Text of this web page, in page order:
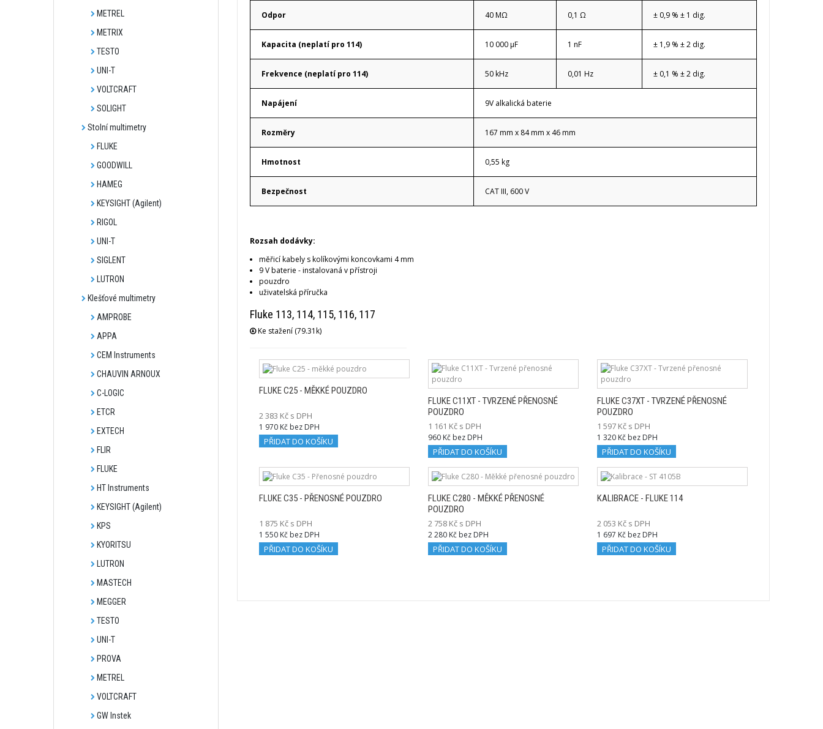
METREL
METRIX
TESTO
UNI-T
VOLTCRAFT
SOLIGHT
Stolní multimetry
FLUKE
GOODWILL
HAMEG
KEYSIGHT (Agilent)
RIGOL
UNI-T
SIGLENT
LUTRON
Klešťové multimetry
AMPROBE
APPA
CEM Instruments
CHAUVIN ARNOUX
C-LOGIC
ETCR
EXTECH
FLIR
FLUKE
HT Instruments
KEYSIGHT (Agilent)
KPS
KYORITSU
LUTRON
MASTECH
MEGGER
TESTO
UNI-T
PROVA
METREL
VOLTCRAFT
GW Instek
Odpor 40 MΩ 0,1 Ω ± 0,9 % ± 1 dig.
Kapacita (neplatí pro 114) 10 000 μF 1 nF ± 1,9 % ± 2 dig.
Frekvence (neplatí pro 114) 50 kHz 0,01 Hz ± 0,1 % ± 2 dig.
Napájení 9V alkalická baterie
Rozměry 167 mm x 84 mm x 46 mm
Hmotnost 0,55 kg
Bezpečnost CAT III, 600 V
Rozsah dodávky:
měřicí kabely s kolíkovými koncovkami 4 mm
9 V baterie - instalovaná v přístroji
pouzdro
uživatelská příručka
Fluke 113, 114, 115, 116, 117
Ke stažení (79.31k)
FLUKE C25 - MĚKKÉ POUZDRO
2 383 Kč s DPH
1 970 Kč bez DPH
PŘIDAT DO KOŠÍKU
FLUKE C11XT - TVRZENÉ PŘENOSNÉ
POUZDRO
1 161 Kč s DPH
960 Kč bez DPH
PŘIDAT DO KOŠÍKU
FLUKE C37XT - TVRZENÉ PŘENOSNÉ
POUZDRO
1 597 Kč s DPH
1 320 Kč bez DPH
PŘIDAT DO KOŠÍKU
FLUKE C35 - PŘENOSNÉ POUZDRO
1 875 Kč s DPH
1 550 Kč bez DPH
PŘIDAT DO KOŠÍKU
FLUKE C280 - MĚKKÉ PŘENOSNÉ
POUZDRO
2 758 Kč s DPH
2 280 Kč bez DPH
PŘIDAT DO KOŠÍKU
KALIBRACE - FLUKE 114
2 053 Kč s DPH
1 697 Kč bez DPH
PŘIDAT DO KOŠÍKU